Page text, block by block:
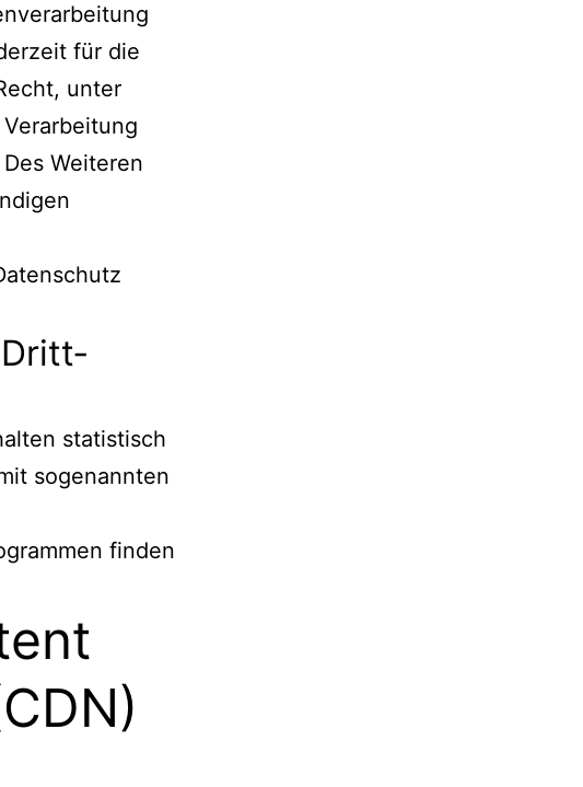
für die
unter
Weiteren
Dritt­
statistisch
sogenannten
finden